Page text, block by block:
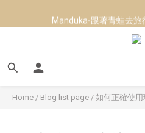
8月短跑滿額贈 | 88 神
Home / Blog list page / 如何正確使用